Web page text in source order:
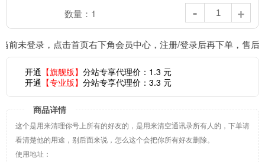
数量： 1 - +
前未登录，点击首页右下角会员中心，注册/登录后再下单，售后
开通 【旗舰版】 分站专享代理价： 1.3 元
开通 【专业版】 分站专享代理价： 3.3 元
商品详情
这个是用来清理你号上所有的好友的，是用来清空通讯录所有人的，下单请
看清楚他的用途，别后面来说，怎么这个会把你所有好友删除。
使用地址：